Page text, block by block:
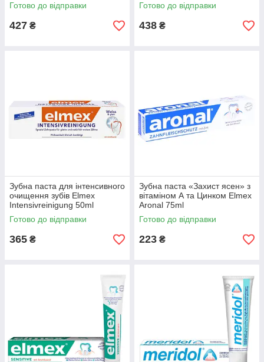
Готово до відправки
427 ₴
Готово до відправки
438 ₴
Зубна паста для інтенсивного
очищення зубів Elmex
Intensivreinigung 50ml
Готово до відправки
365 ₴
Зубна паста «Захист ясен» з
вітаміном А та Цинком Elmex
Aronal 75ml
Готово до відправки
223 ₴